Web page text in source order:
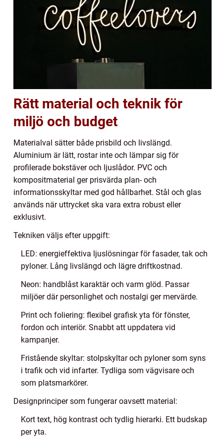
Rätt material och teknik för
miljö och budget
Materialval sätter både prisbild och livslängd.
Aluminium är lätt, rostar inte och lämpar sig för
profilerade bokstäver och ljuslådor. PVC och
kompositmaterial ger prisvärda plan- och
informationsskyltar med god hållbarhet. Stål och glas
används när uttrycket ska vara extra robust eller
exklusivt.
Tekniken väljs efter uppgift:
LED: energieffektiva ljuslösningar för fasader, tak och
pyloner. Lång livslängd och lägre driftkostnad.
Neon: handblåst karaktär och varm glöd. Passar
miljöer där personlighet och nostalgi ger mervärde.
Print och foliering: flexibel grafisk yta för fönster,
fordon och interiör. Snabbt att uppdatera vid
kampanjer.
Fristående skyltar: stolpskyltar och pyloner som syns
i trafik och vid infarter. Tydliga som vägvisare och
som platsmarkörer.
Designprinciper som fungerar oavsett material:
Kort text, hög kontrast och tydlig hierarki. Ett budskap
per yta.